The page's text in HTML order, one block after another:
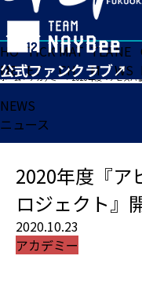
HO
ME
TICK
ET
MAT
CH
TEA
M
NE
WS
ホーム>アカデミー>2020年度『アビスパ
NEWS
ニュース
2020年度『ア
ロジェクト』
2020.10.23
アカデミー